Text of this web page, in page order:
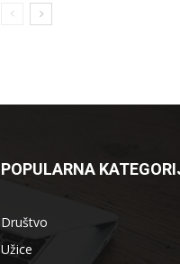
POPULARNA
Društvo
Užice